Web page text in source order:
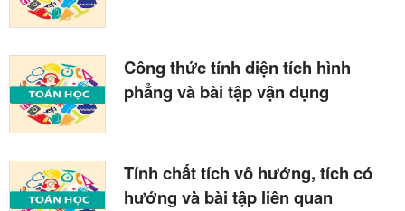
Công thức tính diện tích hình
phẳng và bài tập vận dụng
Tính chất tích vô hướng, tích có
hướng và bài tập liên quan